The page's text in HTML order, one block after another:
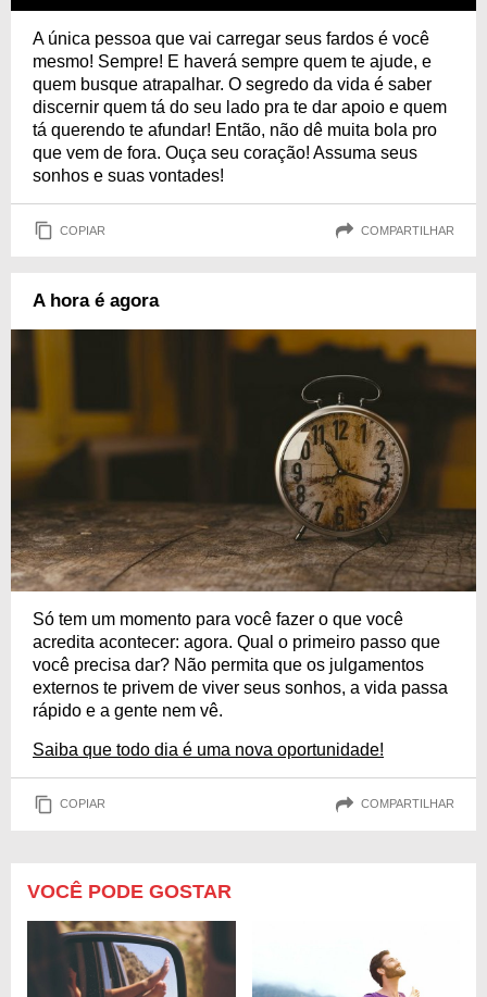
A única pessoa que vai carregar seus fardos é você
mesmo! Sempre! E haverá sempre quem te ajude, e
quem busque atrapalhar. O segredo da vida é saber
discernir quem tá do seu lado pra te dar apoio e quem
tá querendo te afundar! Então, não dê muita bola pro
que vem de fora. Ouça seu coração! Assuma seus
sonhos e suas vontades!
COPIAR COMPARTILHAR
A hora é agora
Só tem um momento para você fazer o que você
acredita acontecer: agora. Qual o primeiro passo que
você precisa dar? Não permita que os julgamentos
externos te privem de viver seus sonhos, a vida passa
rápido e a gente nem vê.
Saiba que todo dia é uma nova oportunidade!
COPIAR COMPARTILHAR
VOCÊ PODE GOSTAR